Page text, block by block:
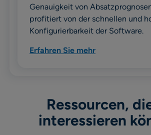
Genauigkeit von
profitiert von der schnellen und
Konfigurierbarkeit der Software.
Erfahren Sie mehr
Ressourcen,
interessieren